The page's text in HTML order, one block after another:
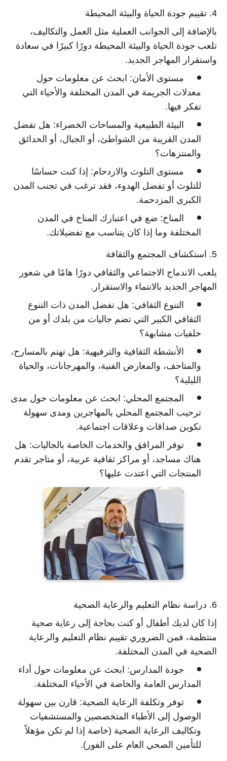
4. تقييم جودة الحياة والبيئة المحيطة
بالإضافة إلى الجوانب العملية مثل العمل والتكاليف،
تلعب جودة الحياة والبيئة المحيطة دورًا كبيرًا في سعادة
واستقرار المهاجر الجديد.
مستوى الأمان: ابحث عن معلومات حول
معدلات الجريمة في المدن المختلفة والأحياء التي
تفكر فيها.
البيئة الطبيعية والمساحات الخضراء: هل تفضل
المدن القريبة من الشواطئ، أو الجبال، أو الحدائق
والمنتزهات؟
مستوى التلوث والازدحام: إذا كنت حساسًا
للتلوث أو تفضل الهدوء، فقد ترغب في تجنب المدن
الكبرى المزدحمة.
المناخ: ضع في اعتبارك المناخ في المدن
المختلفة وما إذا كان يتناسب مع تفضيلاتك.
5. استكشاف المجتمع والثقافة
يلعب الاندماج الاجتماعي والثقافي دورًا هامًا في شعور
المهاجر الجديد بالانتماء والاستقرار.
التنوع الثقافي: هل تفضل المدن ذات التنوع
الثقافي الكبير التي تضم جاليات من بلدك أو من
خلفيات مشابهة؟
الأنشطة الثقافية والترفيهية: هل تهتم بالمسارح،
والمتاحف، والمعارض الفنية، والمهرجانات، والحياة
الليلية؟
المجتمع المحلي: ابحث عن معلومات حول مدى
ترحيب المجتمع المحلي بالمهاجرين ومدى سهولة
تكوين صداقات وعلاقات اجتماعية.
توفر المرافق والخدمات الخاصة بالجاليات: هل
هناك مساجد، أو مراكز ثقافية عربية، أو متاجر تقدم
المنتجات التي اعتدت عليها؟
6. دراسة نظام التعليم والرعاية الصحية
إذا كان لديك أطفال أو كنت بحاجة إلى رعاية صحية
منتظمة، فمن الضروري تقييم نظام التعليم والرعاية
الصحية في المدن المختلفة.
جودة المدارس: ابحث عن معلومات حول أداء
المدارس العامة والخاصة في الأحياء المختلفة.
توفر وتكلفة الرعاية الصحية: قارن بين سهولة
الوصول إلى الأطباء المتخصصين والمستشفيات
وتكاليف الرعاية الصحية (خاصة إذا لم تكن مؤهلاً
للتأمين الصحي العام على الفور).